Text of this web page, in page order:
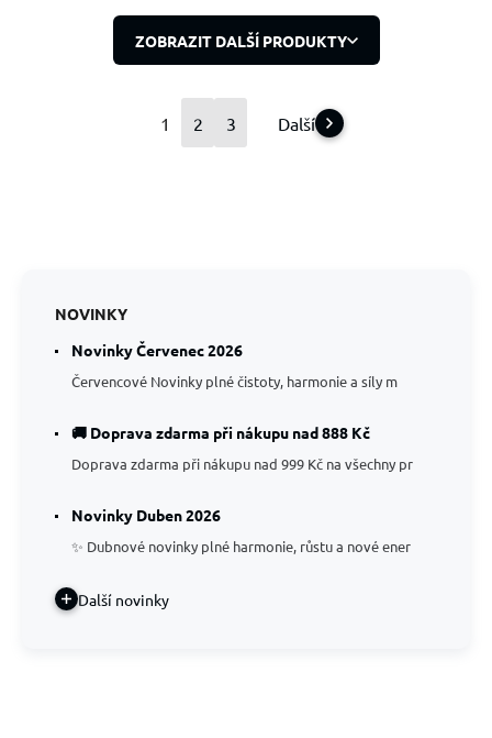
ZOBRAZIT DALŠÍ PRODUKTY
1 2 3 Další
NOVINKY
Novinky Červenec 2026
Červencové Novinky plné čistoty, harmonie a síly m
🚚 Doprava zdarma při nákupu nad 888 Kč
Doprava zdarma při nákupu nad 999 Kč na všechny pr
Novinky Duben 2026
✨ Dubnové novinky plné harmonie, růstu a nové ener
Další novinky